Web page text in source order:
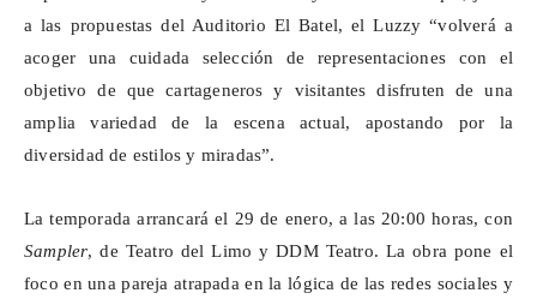
a las propuestas del Auditorio El Batel, elLuzzy “volverá a
acoger una cuidada selección de representaciones con el
objetivo de que cartageneros y visitantes disfruten de una
amplia variedad de la escena actual, apostando por la
diversidad de estilos y miradas”.
La temporada arrancará el 29 de enero, a las 20:00 horas, con
Sampler, de Teatro del Limo y DDM Teatro. La obra pone el
foco en una pareja atrapada en la lógica de las redes sociales y